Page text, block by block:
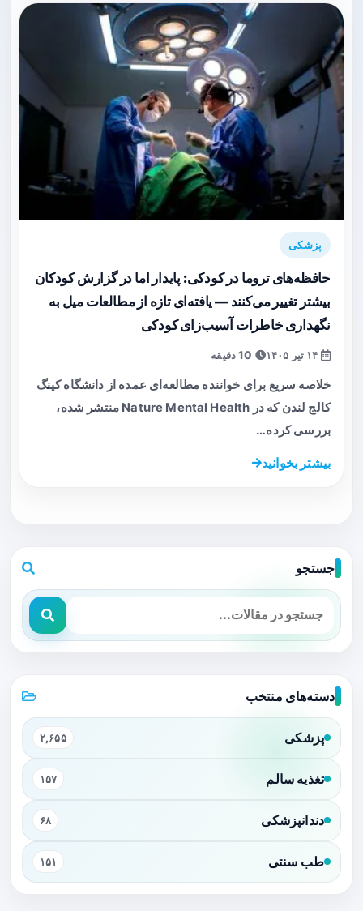
پزشکی
حافظه‌های تروما در کودکی: پایدار اما در گزارش کودکان
بیشتر تغییر می‌کنند — یافته‌ای تازه از مطالعات میل به
نگهداری خاطرات آسیب‌زای کودکی
خلاصه سریع برای خواننده مطالعه‌ای عمده از دانشگاه کینگ
کالج لندن که در Nature Mental Health منتشر شده،
بررسی کرده…
بیشتر بخوانید
جستجو
دسته‌های منتخب
پزشکی ۲,۶۵۵
تغذیه سالم ۱۵۷
دندانپزشکی ۶۸
طب سنتی ۱۵۱